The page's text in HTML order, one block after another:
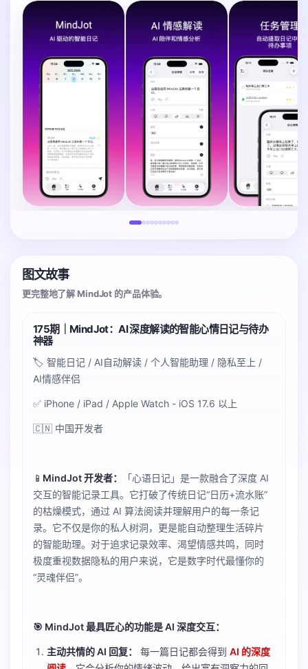
图文故事
更完整地了解 MindJot 的产品体验。
175期｜MindJot：AI 深度解读的智能心情日记与待办
神器
🏷️ 智能日记 / AI自动解读 / 个人智能助理 / 隐私至上 /
AI情感伴侣
✅ iPhone / iPad / Apple Watch - iOS 17.6 以上
🇨🇳 中国开发者
📱 MindJot 开发者：
「心语日记」是一款融合了深度 AI
交互的智能记录工具。它打破了传统日记“日历+流水账”
的枯燥模式，通过 AI 算法阅读并理解用户的每一条记
录。它不仅是你的私人树洞，更是能自动整理生活碎片
的智能助理。对于追求记录效率、渴望情感共鸣，同时
极度重视数据隐私的用户来说，它是数字时代最懂你的
“灵魂伴侣”。
🎯 MindJot 最具匠心的功能是 AI 深度交互：
主动共情的 AI 回复： 每一篇日记都会得到 AI 的深度